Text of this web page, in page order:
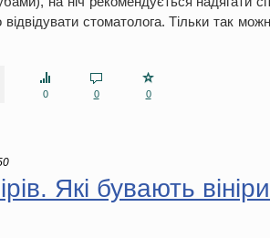
стоматолога. Тільки так
0
0 0
Які бувають